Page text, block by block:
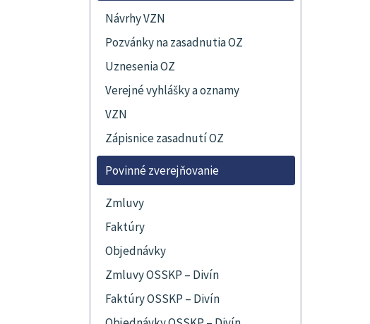
Návrhy VZN
Pozvánky na zasadnutia OZ
Uznesenia OZ
Verejné vyhlášky a oznamy
VZN
Zápisnice zasadnutí OZ
Povinné zverejňovanie
Zmluvy
Faktúry
Objednávky
Zmluvy OSSKP – Divín
Faktúry OSSKP – Divín